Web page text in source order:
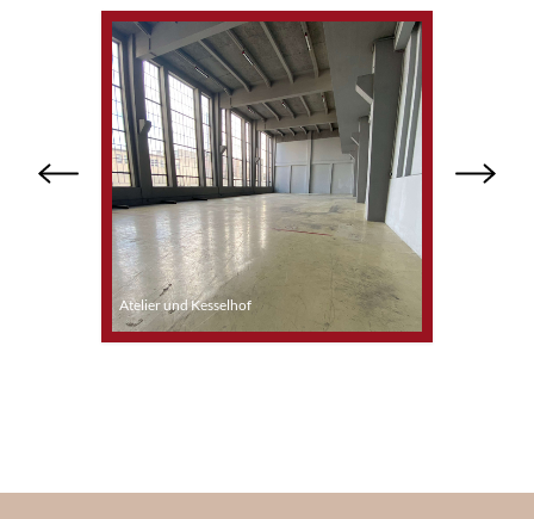
Previous
Atelier und Kesselhof
Next